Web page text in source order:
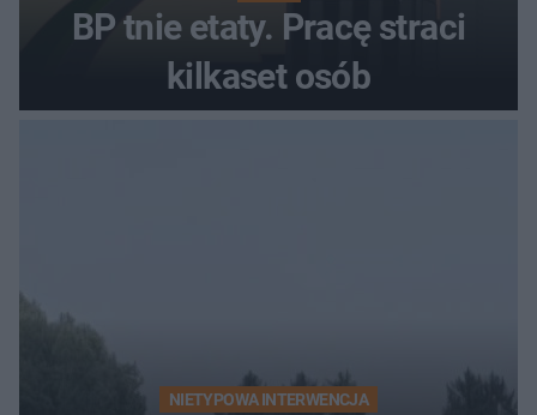
BP tnie etaty. Pracę straci
kilkaset osób
NIETYPOWA INTERWENCJA